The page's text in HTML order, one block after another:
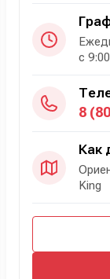
с
8
Как
King